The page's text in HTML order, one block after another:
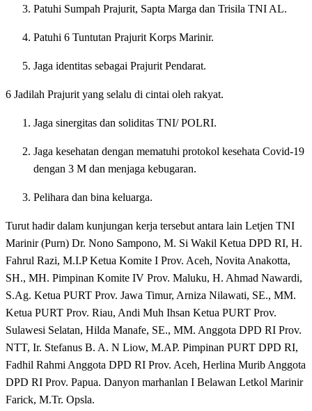
Patuhi Sumpah Prajurit, Sapta Marga dan Trisila TNI AL.
Patuhi 6 Tuntutan Prajurit Korps Marinir.
Jaga identitas sebagai Prajurit Pendarat.
6 Jadilah Prajurit yang selalu di cintai oleh rakyat.
Jaga sinergitas dan soliditas TNI/ POLRI.
Jaga kesehatan dengan mematuhi protokol kesehata Covid-19
dengan 3 M dan menjaga kebugaran.
Pelihara dan bina keluarga.
Turut hadir dalam kunjungan kerja tersebut antara lain Letjen TNI
Marinir (Purn) Dr. Nono Sampono, M. Si Wakil Ketua DPD RI, H.
Fahrul Razi, M.I.P Ketua Komite I Prov. Aceh, Novita Anakotta,
SH., MH. Pimpinan Komite IV Prov. Maluku, H. Ahmad Nawardi,
S.Ag. Ketua PURT Prov. Jawa Timur, Arniza Nilawati, SE., MM.
Ketua PURT Prov. Riau, Andi Muh Ihsan Ketua PURT Prov.
Sulawesi Selatan, Hilda Manafe, SE., MM. Anggota DPD RI Prov.
NTT, Ir. Stefanus B. A. N Liow, M.AP. Pimpinan PURT DPD RI,
Fadhil Rahmi Anggota DPD RI Prov. Aceh, Herlina Murib Anggota
DPD RI Prov. Papua. Danyon marhanlan I Belawan Letkol Marinir
Farick, M.Tr. Opsla.